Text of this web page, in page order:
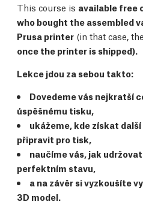
This course is available free
who bought the assembled
Prusa printer (in that case,
once the printer is shipped).
Lekce jdou za sebou takto:
Dovedeme vás nejkratší
úspěšnému tisku,
ukážeme, kde získat
připravit pro tisk,
naučíme vás, jak
perfektním stavu,
a na závěr si vyzkoušíte
3D model.